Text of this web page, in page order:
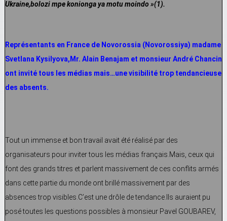
Ukraine,bolozi mpe konionga ya motu moindo »(1).
Représentants en France de Novorossia (Novorossiya) madame
Svetlana Kysilyova,Mr. Alain Benajam et monsieur André Chancin
ont invité tous les médias mais…une visibilité trop tendancieuse
des absents.
Tout un immense et bon travail avait été réalisé par des
organisateurs pour inviter tous les médias français.Mais, ceux qui
font des grands titres et parlent massivement de ces conflits armés
dans cette partie du monde ont brillé massivement par des
absences trop visibles.C’est une drôle de tendance.Ils auraient pu
posé toutes les questions possibles à monsieur Pavel GOUBAREV,